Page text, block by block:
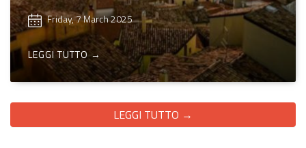
Friday, 7 March 2025
LEGGI TUTTO →
LEGGI TUTTO →